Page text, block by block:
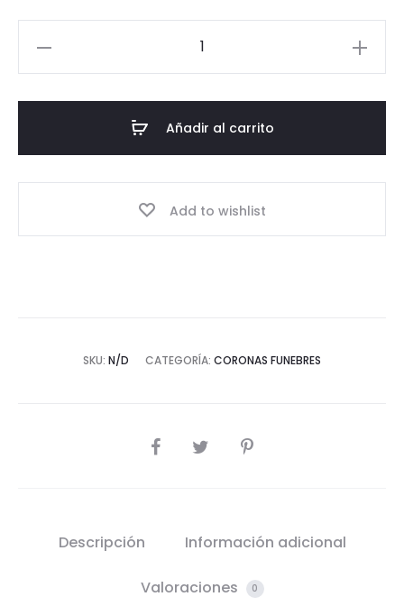
hasta
Añadir al carrito
Add to wishlist
SKU: N/D CATEGORÍA: CORONAS FUNEBRES
SHARE
Descripción Información adicional
Valoraciones 0